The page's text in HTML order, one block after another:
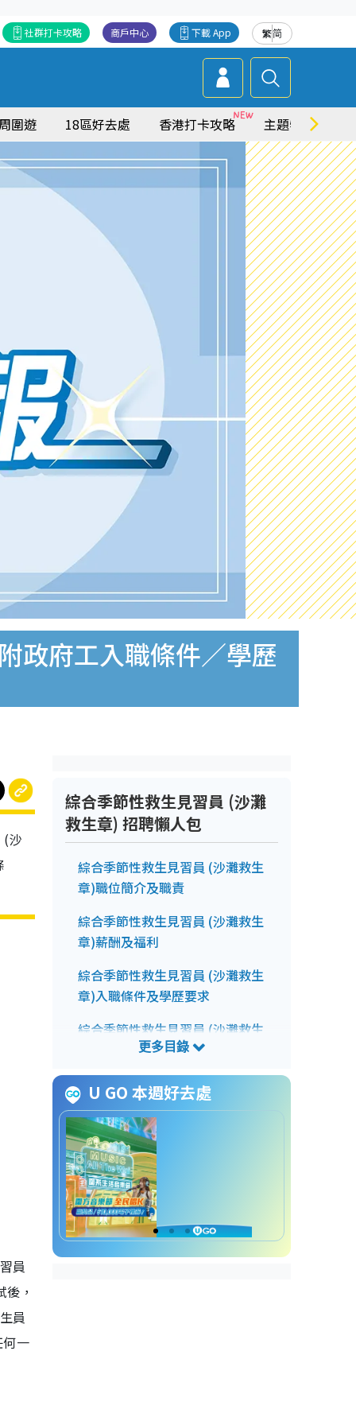
繁简
下載 App
商戶中心
社群打卡攻略
圍遊 18區好去處 香港打卡攻略 主題特集
政府工入職條件／學歷
(沙
員
，
員
一
綜合季節性救生見習員 (沙灘
救生章) 招聘懶人包
綜合季節性救生見習員 (沙灘救生
章)職位簡介及職責
綜合季節性救生見習員 (沙灘救生
章)薪酬及福利
綜合季節性救生見習員 (沙灘救生
章)入職條件及學歷要求
綜合季節性救生見習員 (沙灘救生
章)申請前注意事項
綜合季節性救生見習員 (沙灘救生
章)申請方法
綜合季節性救生見習員 (沙灘救生
章)截止申請日期
綜合季節性救生見習員 (沙灘救生
章)招聘查詢方法
U GO 本週好去處